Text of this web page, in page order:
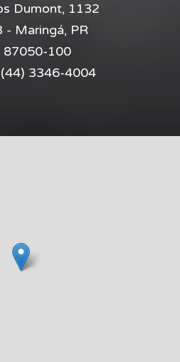
Dumont, 1132
- Maringá, PR
87050-100
(44) 3346-4004